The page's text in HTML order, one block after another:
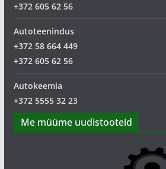
+372 605 62 56
Autoteenindus
+372 58 664 449
+372 605 62 56
Autokeemia
+372 5555 32 23
Me müüme uudistooteid